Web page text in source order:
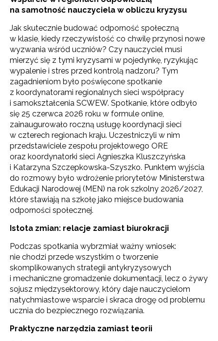
na samotność nauczyciela w obliczu kryzysu
Jak skutecznie budować odporność społeczną
w klasie, kiedy rzeczywistość co chwilę przynosi nowe
wyzwania wśród uczniów? Czy nauczyciel musi
mierzyć się z tymi kryzysami w pojedynkę, ryzykując
wypalenie i stres przed kontrolą nadzoru? Tym
zagadnieniom było poświęcone spotkanie
z koordynatorami regionalnych sieci współpracy
i samokształcenia SCWEW. Spotkanie, które odbyło
się 25 czerwca 2026 roku w formule online,
zainaugurowało roczną usługę koordynacji sieci
w czterech regionach kraju. Uczestniczyli w nim
przedstawiciele zespołu projektowego ORE
oraz koordynatorki sieci Agnieszka Kluszczyńska
i Katarzyna Szczepkowska-Szyszko. Punktem wyjścia
do rozmowy było wdrożenie priorytetów Ministerstwa
Edukacji Narodowej (MEN) na rok szkolny 2026/2027,
które stawiają na szkołę jako miejsce budowania
odporności społecznej.
Istota zmian: relacje zamiast biurokracji
Podczas spotkania wybrzmiał ważny wniosek:
nie chodzi przede wszystkim o tworzenie
skomplikowanych strategii antykryzysowych
i mechaniczne gromadzenie dokumentacji, lecz o żywy
sojusz międzysektorowy, który daje nauczycielom
natychmiastowe wsparcie i skraca drogę od problemu
ucznia do bezpiecznego rozwiązania.
Praktyczne narzędzia zamiast teorii